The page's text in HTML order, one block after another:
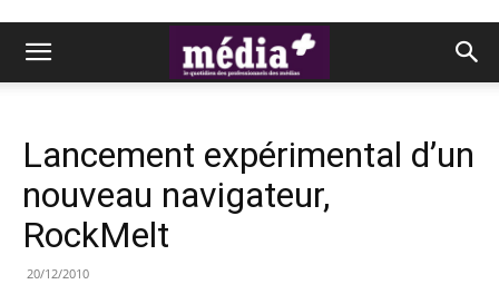
Lancement expérimental d’un
nouveau navigateur,
RockMelt
20/12/2010